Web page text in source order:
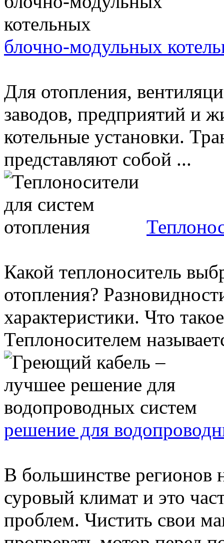
блочно-модульных
Для отопления,
заводов, предприятий и
котельные установки.
представляют собой ...
Какой теплоноситель
отопления?
характеристики. Что
Теплоносителем
решение для
В большинстве регионов
суровый климат и это
проблем. Чистить свои